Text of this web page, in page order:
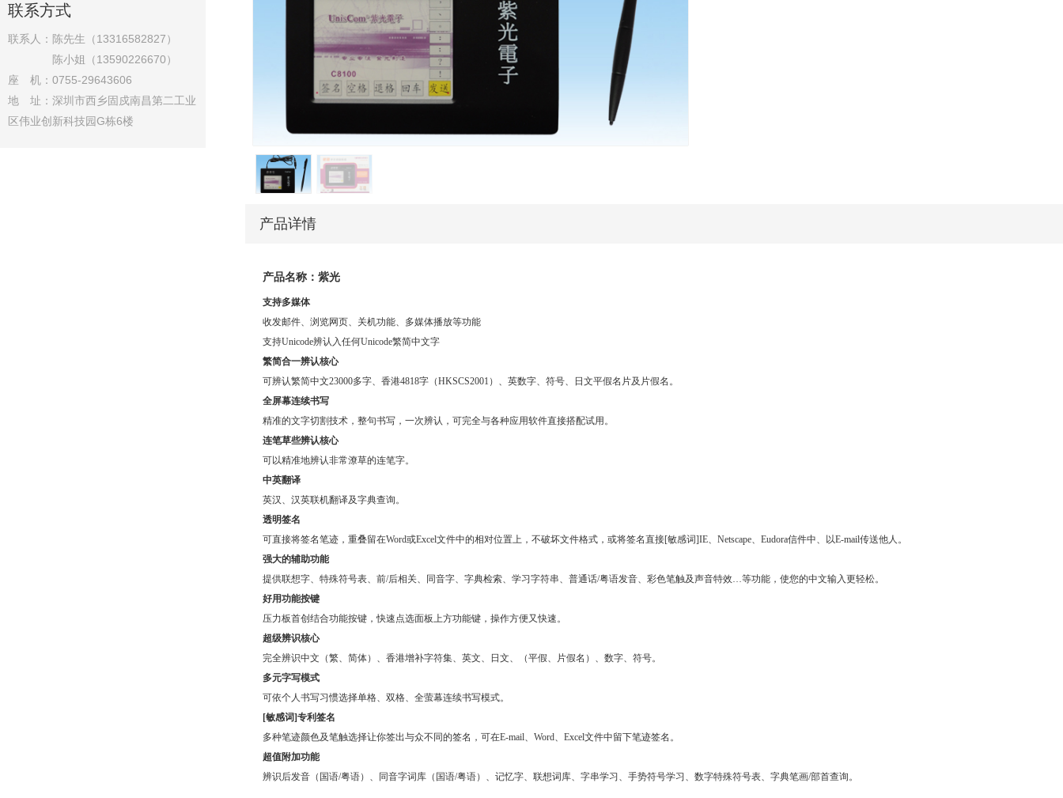
联系方式
联系人：陈先生（13316582827）
陈小姐（13590226670）
座 机：0755-29643606
地 址：深圳市西乡固戍南昌第二工业
区伟业创新科技园G栋6楼
产品详情
产品名称：紫光
支持多媒体
收发邮件、浏览网页、关机功能、多媒体播放等功能
支持Unicode辨认入任何Unicode繁简中文字
繁简合一辨认核心
可辨认繁简中文23000多字、香港4818字（HKSCS2001）、英数字、符号、日文平假名片及片假名。
全屏幕连续书写
精准的文字切割技术，整句书写，一次辨认，可完全与各种应用软件直接搭配试用。
连笔草些辨认核心
可以精准地辨认非常潦草的连笔字。
中英翻译
英汉、汉英联机翻译及字典查询。
透明签名
可直接将签名笔迹，重叠留在Word或Excel文件中的相对位置上，不破坏文件格式，或将签名直接[敏感词]IE、Netscape、Eudora信件中、以E-mail传送他人。
强大的辅助功能
提供联想字、特殊符号表、前/后相关、同音字、字典检索、学习字符串、普通话/粤语发音、彩色笔触及声音特效…等功能，使您的中文输入更轻松。
好用功能按键
压力板首创结合功能按键，快速点选面板上方功能键，操作方便又快速。
超级辨识核心
完全辨识中文（繁、简体）、香港增补字符集、英文、日文、（平假、片假名）、数字、符号。
多元字写模式
可依个人书写习惯选择单格、双格、全萤幕连续书写模式。
[敏感词]专利签名
多种笔迹颜色及笔触选择让你签出与众不同的签名，可在E-mail、Word、Excel文件中留下笔迹签名。
超值附加功能
辨识后发音（国语/粤语）、同音字词库（国语/粤语）、记忆字、联想词库、字串学习、手势符号学习、数字特殊符号表、字典笔画/部首查询。